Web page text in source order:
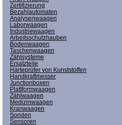
Zertifizierung
Bezahlautomaten
Analysenwaagen
Laborwaagen
Industriewaagen
Arbeitsschutzhauben
Bodenwaagen
Taschenwaagen
Zählsysteme
Ersatzteile
Härteprüfer von Kunststoffen
Handkraftmesser
Junctionboxen
Plattformwaagen
Zählwaagen
Medizinwaagen
Kranwaagen
Sonden
Sensoren